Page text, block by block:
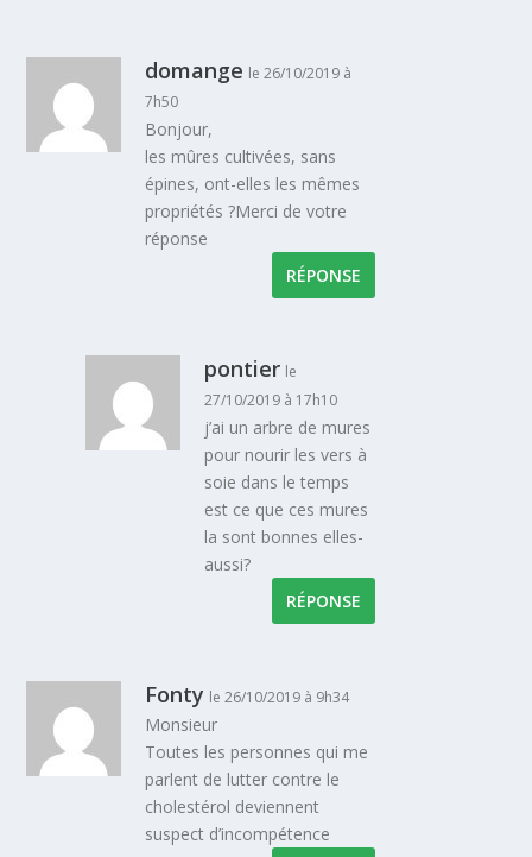
domange le 26/10/2019 à
7h50
Bonjour,
les mûres cultivées, sans
épines, ont-elles les mêmes
propriétés ?Merci de votre
réponse
RÉPONSE
pontier le
27/10/2019 à 17h10
j’ai un arbre de mures
pour nourir les vers à
soie dans le temps
est ce que ces mures
la sont bonnes elles-
aussi?
RÉPONSE
Fonty le 26/10/2019 à 9h34
Monsieur
Toutes les personnes qui me
parlent de lutter contre le
cholestérol deviennent
suspect d’incompétence